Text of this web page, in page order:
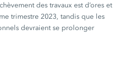
des travaux est d’ores et
trimestre 2023, tandis que les
devraient se prolonger